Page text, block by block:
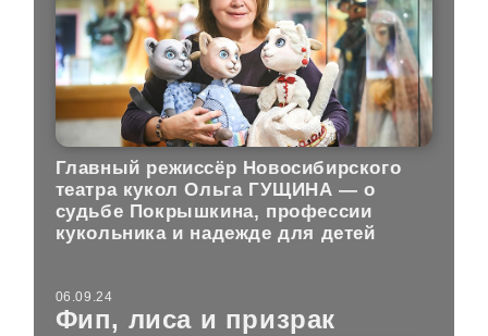
Главный режиссёр Новосибирского
театра кукол Ольга ГУЩИНА — о
судьбе Покрышкина, профессии
кукольника и надежде для детей
06.09.24
Фип, лиса и призрак